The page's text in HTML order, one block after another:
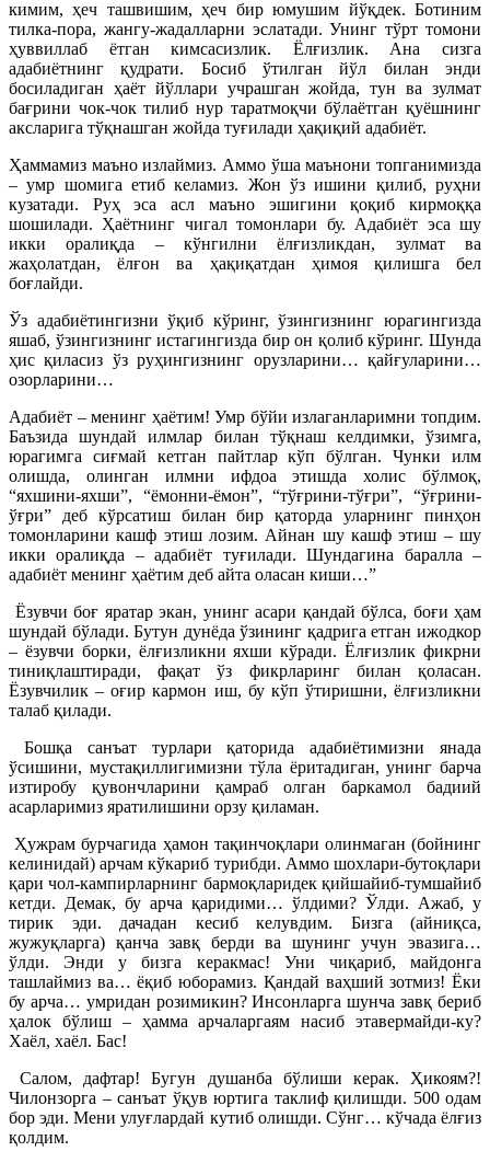
кимим, ҳеч ташвишим, ҳеч бир юмушим йўқдек. Ботиним
тилка-пора, жангу-жадалларни эслатади. Унинг тўрт томони
ҳуввиллаб ётган кимсасизлик. Ёлғизлик. Ана сизга
адабиётнинг қудрати. Босиб ўтилган йўл билан энди
босиладиган ҳаёт йўллари учрашган жойда, тун ва зулмат
бағрини чок-чок тилиб нур таратмоқчи бўлаётган қуёшнинг
аксларига тўқнашган жойда туғилади ҳақиқий адабиёт.
Ҳаммамиз маъно излаймиз. Аммо ўша маънони топганимизда
– умр шомига етиб келамиз. Жон ўз ишини қилиб, руҳни
кузатади. Руҳ эса асл маъно эшигини қоқиб кирмоққа
шошилади. Ҳаётнинг чигал томонлари бу. Адабиёт эса шу
икки оралиқда – кўнгилни ёлғизликдан, зулмат ва
жаҳолатдан, ёлғон ва ҳақиқатдан ҳимоя қилишга бел
боғлайди.
Ўз адабиётингизни ўқиб кўринг, ўзингизнинг юрагингизда
яшаб, ўзингизнинг истагингизда бир он қолиб кўринг. Шунда
ҳис қиласиз ўз руҳингизнинг орузларини… қайғуларини…
озорларини…
Адабиёт – менинг ҳаётим! Умр бўйи излаганларимни топдим.
Баъзида шундай илмлар билан тўқнаш келдимки, ўзимга,
юрагимга сиғмай кетган пайтлар кўп бўлган. Чунки илм
олишда, олинган илмни ифдоа этишда холис бўлмоқ,
“яхшини-яхши”, “ёмонни-ёмон”, “тўғрини-тўғри”, “ўғрини-
ўғри” деб кўрсатиш билан бир қаторда уларнинг пинҳон
томонларини кашф этиш лозим. Айнан шу кашф этиш – шу
икки оралиқда – адабиёт туғилади. Шундагина баралла –
адабиёт менинг ҳаётим деб айта оласан киши…”
Ёзувчи боғ яратар экан, унинг асари қандай бўлса, боғи ҳам
шундай бўлади. Бутун дунёда ўзининг қадрига етган ижодкор
– ёзувчи борки, ёлғизликни яхши кўради. Ёлғизлик фикрни
тиниқлаштиради, фақат ўз фикрларинг билан қоласан.
Ёзувчилик – оғир кармон иш, бу кўп ўтиришни, ёлғизликни
талаб қилади.
Бошқа санъат турлари қаторида адабиётимизни янада
ўсишини, мустақиллигимизни тўла ёритадиган, унинг барча
изтиробу қувончларини қамраб олган баркамол бадиий
асарларимиз яратилишини орзу қиламан.
Ҳужрам бурчагида ҳамон тақинчоқлари олинмаган (бойнинг
келинидай) арчам кўкариб турибди. Аммо шохлари-бутоқлари
қари чол-кампирларнинг бармоқларидек қийшайиб-тумшайиб
кетди. Демак, бу арча қаридими… ўлдими? Ўлди. Ажаб, у
тирик эди. дачадан кесиб келувдим. Бизга (айниқса,
жужуқларга) қанча завқ берди ва шунинг учун эвазига…
ўлди. Энди у бизга керакмас! Уни чиқариб, майдонга
ташлаймиз ва… ёқиб юборамиз. Қандай ваҳший зотмиз! Ёки
бу арча… умридан розимикин? Инсонларга шунча завқ бериб
ҳалок бўлиш – ҳамма арчаларгаям насиб этавермайди-ку?
Хаёл, хаёл. Бас!
Салом, дафтар! Бугун душанба бўлиши керак. Ҳикоям?!
Чилонзорга – санъат ўқув юртига таклиф қилишди. 500 одам
бор эди. Мени улуғлардай кутиб олишди. Сўнг… кўчада ёлғиз
қолдим.